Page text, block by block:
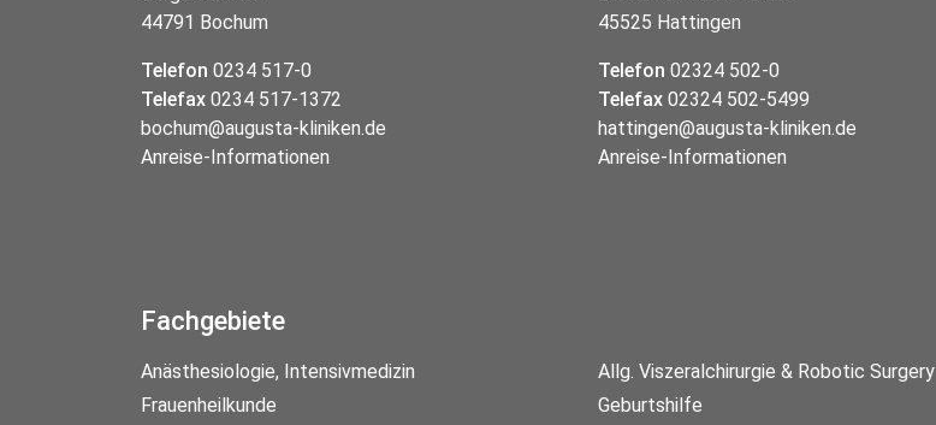
44791 Bochum
Telefon 0234 517-0
Telefax 0234 517-1372
bochum@augusta-kliniken.de
Anreise-Informationen
45525 Hattingen
Telefon 02324 502-0
Telefax02324 502-5499
hattingen@augusta-kliniken.de
Anreise-Informationen
Fachgebiete
Anästhesiologie, Intensivmedizin Allg. Viszeralchirurgie & Robotic Surgery
Frauenheilkunde
Geburtshilfe